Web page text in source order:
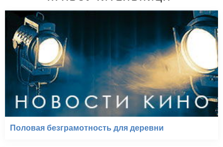
Половая безграмотность для деревни